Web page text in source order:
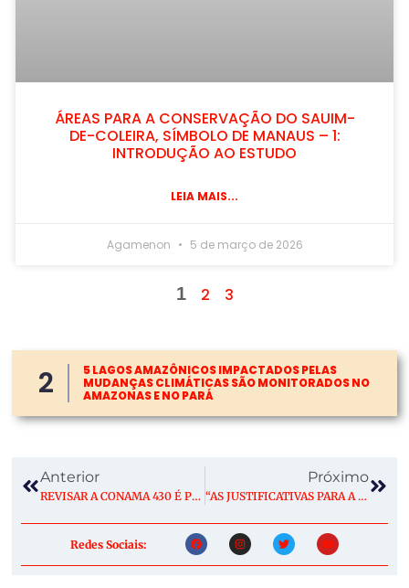
ÁREAS PARA A CONSERVAÇÃO DO SAUIM-
DE-COLEIRA, SÍMBOLO DE MANAUS – 1:
INTRODUÇÃO AO ESTUDO
LEIA MAIS...
Agamenon 5 de março de 2026
1 2 3
2
5 LAGOS AMAZÔNICOS IMPACTADOS PELAS
MUDANÇAS CLIMÁTICAS SÃO MONITORADOS NO
AMAZONAS E NO PARÁ
Anterior
REVISAR A CONAMA 430 É PROTEGER A ÁGUA, A VIDA E O FUTURO
Próximo
“AS JUSTIFICATIVAS PARA A TARIFA [DOS EUA] SÃO IMPROCEDENTES”, DIZ MINISTRO DO MEIO AMBIENTE
Redes Sociais: